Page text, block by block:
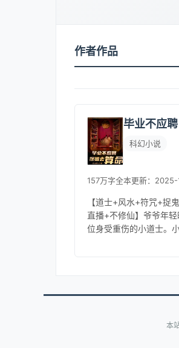
作者作品
毕业不应
科幻小说
157万字全本更新：
【道士+风水+符咒+捉
直播+不修仙】爷爷年
位身受重伤的小道士。
本